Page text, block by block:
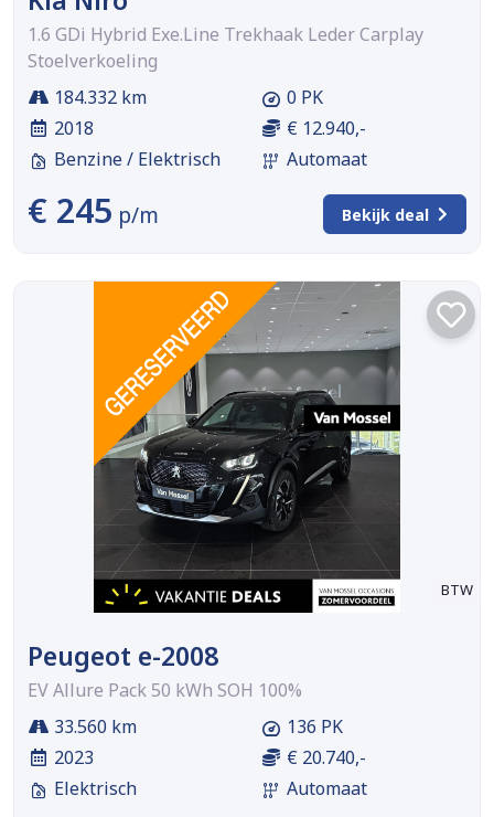
1.6 GDi Hybrid Exe.Line Trekhaak Leder Carplay
Stoelverkoeling
184.332 km
2018
Benzine / Elektrisch
0 PK
€ 12.940,-
Automaat
€ 245 p/m Bekijk deal
BTW
Peugeot e-2008
EV Allure Pack 50 kWh SOH 100%
33.560 km
2023
Elektrisch
136 PK
€ 20.740,-
Automaat